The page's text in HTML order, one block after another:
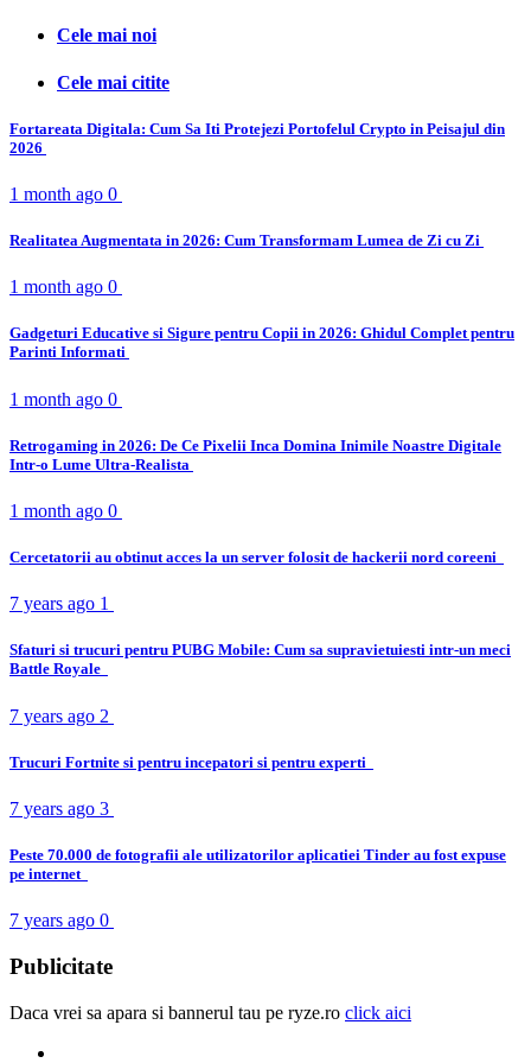
Cele mai noi
Cele mai citite
Fortareata Digitala: Cum Sa Iti Protejezi Portofelul Crypto in Peisajul din
2026
1 month ago 0
Realitatea Augmentata in 2026: Cum Transformam Lumea de Zi cu Zi
1 month ago 0
Gadgeturi Educative si Sigure pentru Copii in 2026: Ghidul Complet pentru
Parinti Informati
1 month ago 0
Retrogaming in 2026: De Ce Pixelii Inca Domina Inimile Noastre Digitale
Intr-o Lume Ultra-Realista
1 month ago 0
Cercetatorii au obtinut acces la un server folosit de hackerii nord coreeni
7 years ago 1
Sfaturi si trucuri pentru PUBG Mobile: Cum sa supravietuiesti intr-un meci
Battle Royale
7 years ago 2
Trucuri Fortnite si pentru incepatori si pentru experti
7 years ago 3
Peste 70.000 de fotografii ale utilizatorilor aplicatiei Tinder au fost expuse
pe internet
7 years ago 0
Publicitate
Daca vrei sa apara si bannerul tau pe ryze.ro click aici